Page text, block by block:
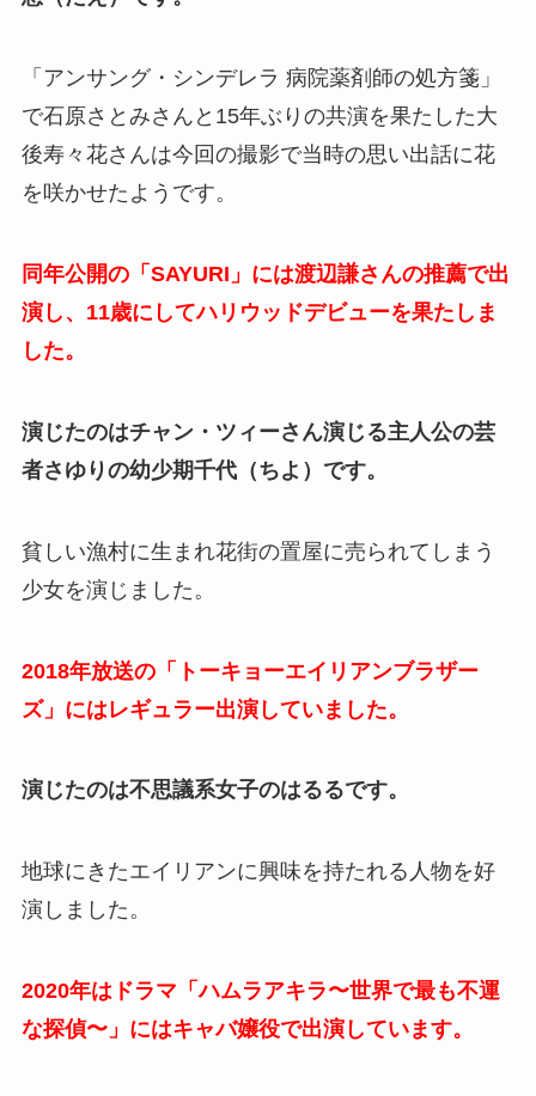
「アンサング・シンデレラ 病院薬剤師の処方箋」
で石原さとみさんと15年ぶりの共演を果たした大
後寿々花さんは今回の撮影で当時の思い出話に花
を咲かせたようです。
同年公開の「SAYURI」には渡辺謙さんの推薦で出
演し、11歳にしてハリウッドデビューを果たしま
した。
演じたのはチャン・ツィーさん演じる主人公の芸
者さゆりの幼少期千代（ちよ）です。
貧しい漁村に生まれ花街の置屋に売られてしまう
少女を演じました。
2018年放送の「トーキョーエイリアンブラザー
ズ」にはレギュラー出演していました。
演じたのは不思議系女子のはるるです。
地球にきたエイリアンに興味を持たれる人物を好
演しました。
2020年はドラマ「ハムラアキラ〜世界で最も不運
な探偵〜」にはキャバ嬢役で出演しています。